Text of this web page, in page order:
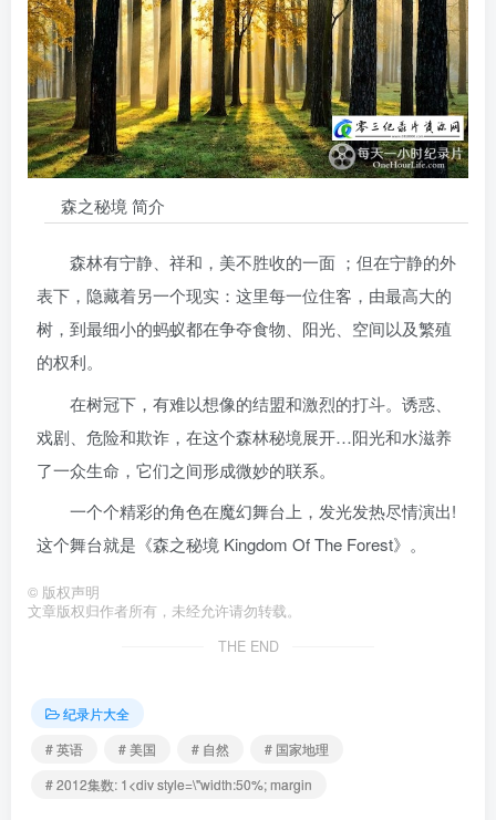
森之秘境 简介
森林有宁静、祥和，美不胜收的一面 ；但在宁静的外
表下，隐藏着另一个现实：这里每一位住客，由最高大的
树，到最细小的蚂蚁都在争夺食物、阳光、空间以及繁殖
的权利。
在树冠下，有难以想像的结盟和激烈的打斗。诱惑、
戏剧、危险和欺诈，在这个森林秘境展开…阳光和水滋养
了一众生命，它们之间形成微妙的联系。
一个个精彩的角色在魔幻舞台上，发光发热尽情演出!
这个舞台就是《森之秘境 Kingdom Of The Forest》。
© 版权声明
文章版权归作者所有，未经允许请勿转载。
THE END
纪录片大全
# 英语
# 美国 # 自然
# 国家地理
# 2012集数: 1<div style=\"width:50%; margin